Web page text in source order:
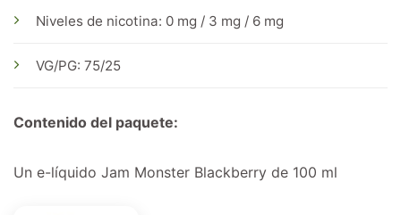
Niveles de nicotina: 0 mg / 3 mg / 6 mg
VG/PG: 75/25
Contenido del paquete:
Un e-líquido Jam Monster Blackberry de 100 ml